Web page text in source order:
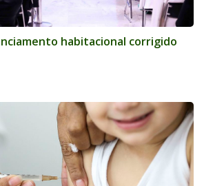
habitacional corrigido